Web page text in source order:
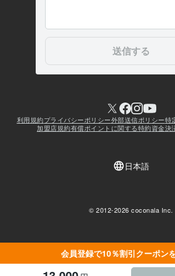
会員登録で10％割引クーポン